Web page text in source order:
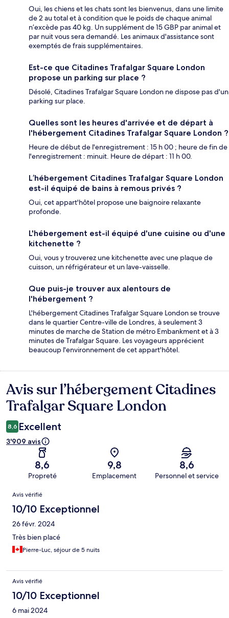
Oui, les chiens et les chats sont les bienvenus, dans une limite
de 2 au total et à condition que le poids de chaque animal
n’excède pas 40 kg. Un supplément de 15 GBP par animal et
par nuit vous sera demandé. Les animaux d'assistance sont
exemptés de frais supplémentaires.
Est-ce que Citadines Trafalgar Square London
propose un parking sur place ?
Désolé, Citadines Trafalgar Square London ne dispose pas d'un
parking sur place.
Quelles sont les heures d'arrivée et de départ à
l'hébergement Citadines Trafalgar Square London ?
Heure de début de l'enregistrement : 15 h 00 ; heure de fin de
l'enregistrement : minuit. Heure de départ : 11 h 00.
L’hébergement Citadines Trafalgar Square London
est-il équipé de bains à remous privés ?
Oui, cet appart'hôtel propose une baignoire relaxante
profonde.
L'hébergement est-il équipé d'une cuisine ou d'une
kitchenette ?
Oui, vous y trouverez une kitchenette avec une plaque de
cuisson, un réfrigérateur et un lave-vaisselle.
Que puis-je trouver aux alentours de
l'hébergement ?
L'hébergement Citadines Trafalgar Square London se trouve
dans le quartier Centre-ville de Londres, à seulement 3
minutes de marche de Station de métro Embankment et à 3
minutes de Trafalgar Square. Les voyageurs apprécient
beaucoup l'environnement de cet appart'hôtel.
Avis
Avis sur l’hébergement Citadines
Trafalgar Square London
8,6 Excellent
3'909 avis
8,6
Propreté
9,8
Emplacement
8,6
Personnel et service
Avis
Avis vérifié
10/10 Exceptionnel
26 févr. 2024
Très bien placé
Pierre-Luc, séjour de 5 nuits
Avis vérifié
10/10 Exceptionnel
6 mai 2024